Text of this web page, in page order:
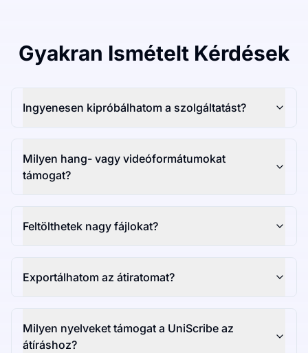
Gyakran Ismételt Kérdések
Ingyenesen kipróbálhatom a szolgáltatást?
Milyen hang- vagy videóformátumokat
támogat?
Feltölthetek nagy fájlokat?
Exportálhatom az átiratomat?
Milyen nyelveket támogat a UniScribe az
átíráshoz?